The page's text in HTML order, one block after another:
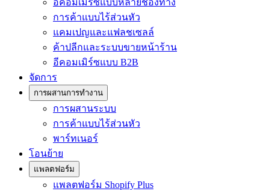
อีคอมเมิร์ซแบบหลายช่องทาง
การค้าแบบไร้ส่วนหัว
แคมเปญและแฟลชเซลล์
ค้าปลีกและระบบขายหน้าร้าน
อีคอมเมิร์ซแบบ B2B
จัดการ
การผสานการทำงาน
การผสานระบบ
การค้าแบบไร้ส่วนหัว
พาร์ทเนอร์
โอนย้าย
แพลตฟอร์ม
แพลตฟอร์ม Shopify Plus